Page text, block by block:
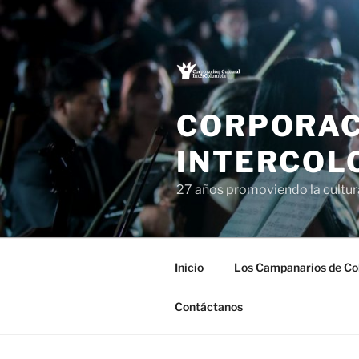
Saltar
al
27 años promoviendo la
Inicio Los Campanarios de
Contáctanos